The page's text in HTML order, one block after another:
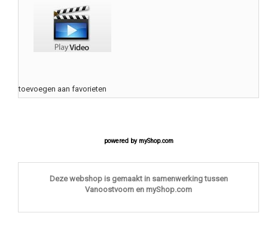
toevoegen aan favorieten
powered by myShop.com
Deze webshop is gemaakt in samenwerking tussen
Vanoostvoorn en myShop.com